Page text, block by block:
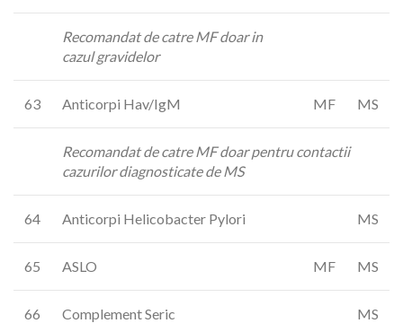
Recomandat de catre MF doar in
cazul gravidelor
63 Anticorpi Hav/IgM MF MS
Recomandat de catre MF doar pentru contactii
cazurilor diagnosticate de MS
64 Anticorpi Helicobacter Pylori MS
65 ASLO MF MS
66 Complement Seric MS